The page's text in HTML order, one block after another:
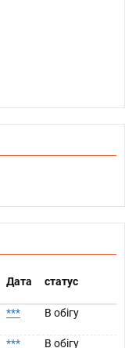
Дата статус
*** В обігу
*** В обігу